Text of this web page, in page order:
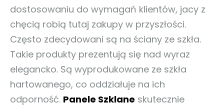
dostosowaniu do wymagań klientów, jacy z
chęcią robią tutaj zakupy w przyszłości.
Często zdecydowani są na ściany ze szkła.
Takie produkty prezentują się nad wyraz
elegancko. Są wyprodukowane ze szkła
hartowanego, co oddziałuje na ich
odporność. Panele Szklane skutecznie